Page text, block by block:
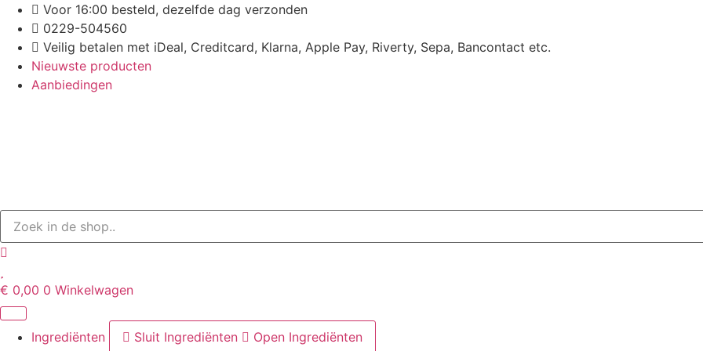
naar
inhoud
Voor 16:00 besteld, dezelfde dag verzonden
0229-504560
Veilig betalen met iDeal, Creditcard, Klarna, Apple Pay, Riverty, Sepa, Bancontact etc.
Nieuwste producten
Aanbiedingen
€ 0,00 0 Winkelwagen
Ingrediënten Sluit Ingrediënten Open Ingrediënten